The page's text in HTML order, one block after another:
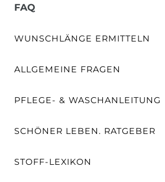
FAQ
WUNSCHLÄNGE ERMITTELN
ALLGEMEINE FRAGEN
PFLEGE- & WASCHANLEITUNG
SCHÖNER LEBEN. RATGEBER
STOFF-LEXIKON